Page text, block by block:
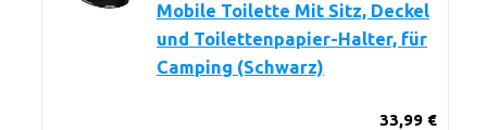
Mobile Toilette Mit Sitz, Deckel
und Toilettenpapier-Halter, für
Camping (Schwarz)
33,99 €